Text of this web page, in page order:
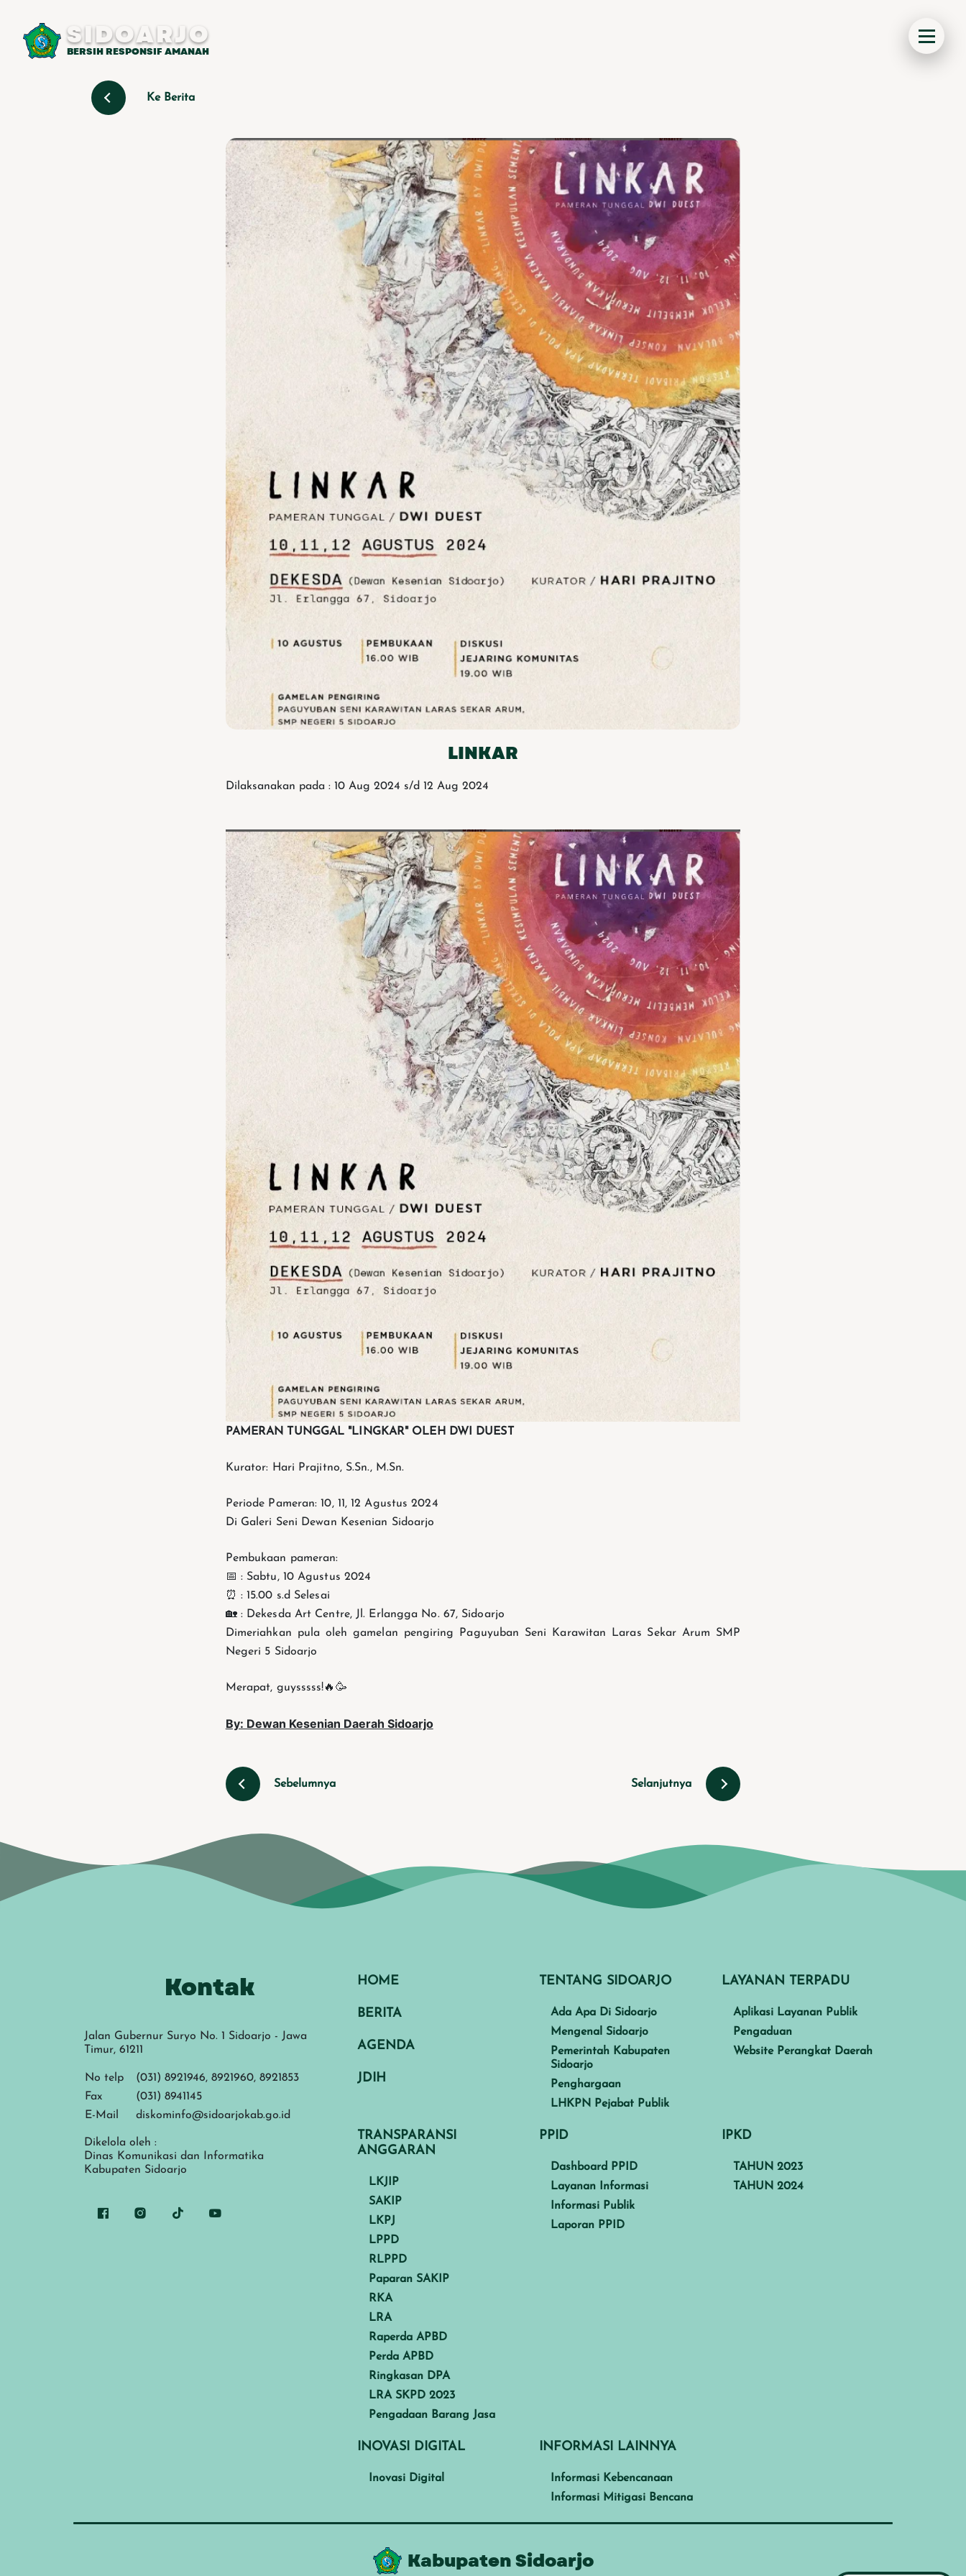
SIDOARJO
BERSIH RESPONSIF AMANAH
Ke Berita
LINKAR
Dilaksanakan pada : 10 Aug 2024 s/d 12 Aug 2024
PAMERAN TUNGGAL "LINGKAR" OLEH DWI DUEST
Kurator: Hari Prajitno, S.Sn., M.Sn.
Periode Pameran: 10, 11, 12 Agustus 2024
Di Galeri Seni Dewan Kesenian Sidoarjo
Pembukaan pameran:
📅 : Sabtu, 10 Agustus 2024
⏰ : 15.00 s.d Selesai
🏡 : Dekesda Art Centre, Jl. Erlangga No. 67, Sidoarjo
Dimeriahkan pula oleh gamelan pengiring Paguyuban Seni Karawitan Laras Sekar Arum SMP
Negeri 5 Sidoarjo
Merapat, guysssss!🔥🥳
By: Dewan Kesenian Daerah Sidoarjo
Sebelumnya Selanjutnya
Kontak
Jalan Gubernur Suryo No. 1 Sidoarjo - Jawa
Timur, 61211
No telp
(031) 8921946, 8921960, 8921853
Fax
(031) 8941145
E-Mail
diskominfo@sidoarjokab.go.id
Dikelola oleh :
Dinas Komunikasi dan Informatika
Kabupaten Sidoarjo
HOME
BERITA
AGENDA
JDIH
TENTANG SIDOARJO
Ada Apa Di Sidoarjo
Mengenal Sidoarjo
Pemerintah Kabupaten
Sidoarjo
Penghargaan
LHKPN Pejabat Publik
LAYANAN TERPADU
Aplikasi Layanan Publik
Pengaduan
Website Perangkat Daerah
TRANSPARANSI
ANGGARAN
LKJIP
SAKIP
LKPJ
LPPD
RLPPD
Paparan SAKIP
RKA
LRA
Raperda APBD
Perda APBD
Ringkasan DPA
LRA SKPD 2023
Pengadaan Barang Jasa
PPID
Dashboard PPID
Layanan Informasi
Informasi Publik
Laporan PPID
IPKD
TAHUN 2023
TAHUN 2024
INOVASI DIGITAL
Inovasi Digital
INFORMASI LAINNYA
Informasi Kebencanaan
Informasi Mitigasi Bencana
Kabupaten Sidoarjo